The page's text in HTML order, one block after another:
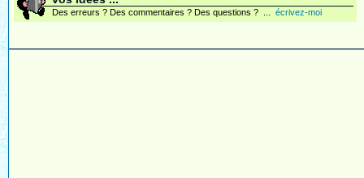
Des erreurs ? Des commentaires ? Des questions ? ... écrivez-moi